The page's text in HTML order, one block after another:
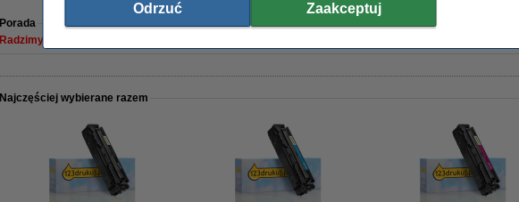
Porada
Radzimy Państwu zakupić ten toner (wersję 123drukuj) zamiast tonera HP.
Najczęściej wybierane razem
Odrzuć Zaakceptuj